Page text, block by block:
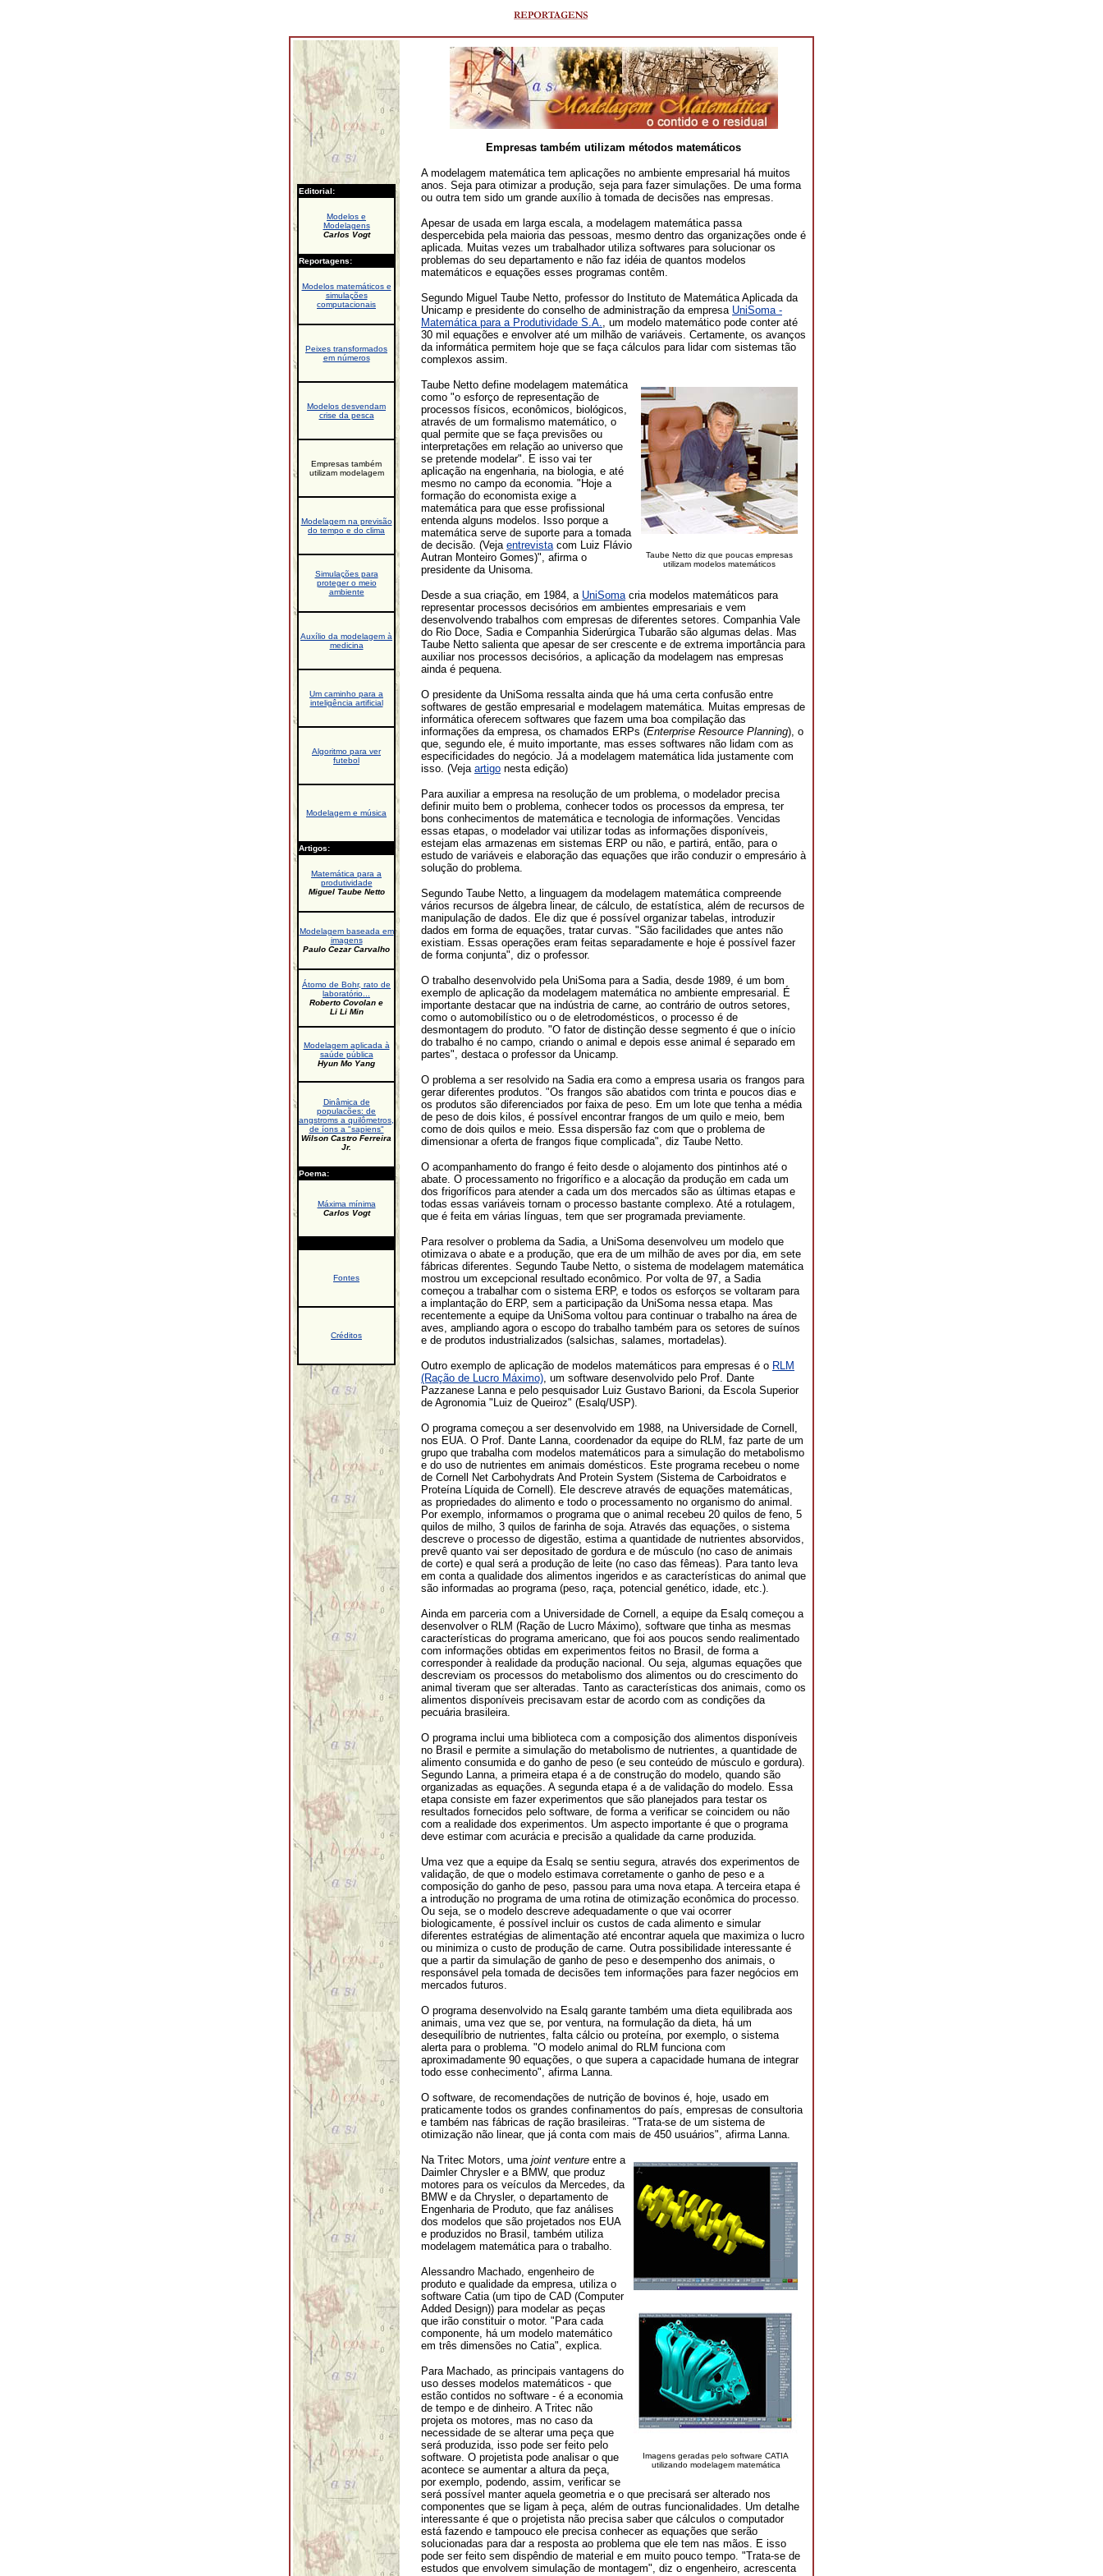
Editorial:
Modelos e
Modelagens
Carlos Vogt
Reportagens:
Modelos matemáticos e
simulações
computacionais
Peixes transformados
em números
Modelos desvendam
crise da pesca
Empresas também
utilizam modelagem
Modelagem na previsão
do tempo e do clima
Simulações para
proteger o meio
ambiente
Auxílio da modelagem à
medicina
Um caminho para a
inteligência artificial
Algoritmo para ver
futebol
Modelagem e música
Artigos:
Matemática para a
produtividade
Miguel Taube Netto
Modelagem baseada em
imagens
Paulo Cezar Carvalho
Átomo de Bohr, rato de
laboratório...
Roberto Covolan e
Li Li Min
Modelagem aplicada à
saúde pública
Hyun Mo Yang
Dinâmica de
populacões: de
angstroms a quilômetros,
de íons a "sapiens"
Wilson Castro Ferreira
Jr.
Poema:
Máxima mínima
Carlos Vogt
Fontes
Créditos
Empresas também utilizam métodos matemáticos
A modelagem matemática tem aplicações no ambiente empresarial há muitos
anos. Seja para otimizar a produção, seja para fazer simulações. De uma forma
ou outra tem sido um grande auxílio à tomada de decisões nas empresas.
Apesar de usada em larga escala, a modelagem matemática passa
despercebida pela maioria das pessoas, mesmo dentro das organizações onde é
aplicada. Muitas vezes um trabalhador utiliza softwares para solucionar os
problemas do seu departamento e não faz idéia de quantos modelos
matemáticos e equações esses programas contêm.
Segundo Miguel Taube Netto, professor do Instituto de Matemática Aplicada da
Unicamp e presidente do conselho de administração da empresa UniSoma -
Matemática para a Produtividade S.A., um modelo matemático pode conter até
30 mil equações e envolver até um milhão de variáveis. Certamente, os avanços
da informática permitem hoje que se faça cálculos para lidar com sistemas tão
complexos assim.
Taube Netto diz que poucas empresas
utilizam modelos matemáticos
Taube Netto define modelagem matemática
como "o esforço de representação de
processos físicos, econômicos, biológicos,
através de um formalismo matemático, o
qual permite que se faça previsões ou
interpretações em relação ao universo que
se pretende modelar". E isso vai ter
aplicação na engenharia, na biologia, e até
mesmo no campo da economia. "Hoje a
formação do economista exige a
matemática para que esse profissional
entenda alguns modelos. Isso porque a
matemática serve de suporte para a tomada
de decisão. (Veja entrevistacom Luiz Flávio
Autran Monteiro Gomes)", afirma o
presidente da Unisoma.
Desde a sua criação, em 1984, a UniSomacria modelos matemáticos para
representar processos decisórios em ambientes empresariais e vem
desenvolvendo trabalhos com empresas de diferentes setores. Companhia Vale
do Rio Doce, Sadia e Companhia Siderúrgica Tubarão são algumas delas. Mas
Taube Netto salienta que apesar de ser crescente e de extrema importância para
auxiliar nos processos decisórios, a aplicação da modelagem nas empresas
ainda é pequena.
O presidente da UniSoma ressalta ainda que há uma certa confusão entre
softwares de gestão empresarial e modelagem matemática. Muitas empresas de
informática oferecem softwares que fazem uma boa compilação das
informações da empresa, os chamados ERPs (Enterprise Resource Planning), o
que, segundo ele, é muito importante, mas esses softwares não lidam com as
especificidades do negócio. Já a modelagem matemática lida justamente com
isso. (Veja artigo nesta edição)
Para auxiliar a empresa na resolução de um problema, o modelador precisa
definir muito bem o problema, conhecer todos os processos da empresa, ter
bons conhecimentos de matemática e tecnologia de informações. Vencidas
essas etapas, o modelador vai utilizar todas as informações disponíveis,
estejam elas armazenas em sistemas ERP ou não, e partirá, então, para o
estudo de variáveis e elaboração das equações que irão conduzir o empresário à
solução do problema.
Segundo Taube Netto, a linguagem da modelagem matemática compreende
vários recursos de álgebra linear, de cálculo, de estatística, além de recursos de
manipulação de dados. Ele diz que é possível organizar tabelas, introduzir
dados em forma de equações, tratar curvas. "São facilidades que antes não
existiam. Essas operações eram feitas separadamente e hoje é possível fazer
de forma conjunta", diz o professor.
O trabalho desenvolvido pela UniSoma para a Sadia, desde 1989, é um bom
exemplo de aplicação da modelagem matemática no ambiente empresarial. É
importante destacar que na indústria de carne, ao contrário de outros setores,
como o automobilístico ou o de eletrodomésticos, o processo é de
desmontagem do produto. "O fator de distinção desse segmento é que o início
do trabalho é no campo, criando o animal e depois esse animal é separado em
partes", destaca o professor da Unicamp.
O problema a ser resolvido na Sadia era como a empresa usaria os frangos para
gerar diferentes produtos. "Os frangos são abatidos com trinta e poucos dias e
os produtos são diferenciados por faixa de peso. Em um lote que tenha a média
de peso de dois kilos, é possível encontrar frangos de um quilo e meio, bem
como de dois quilos e meio. Essa dispersão faz com que o problema de
dimensionar a oferta de frangos fique complicada", diz Taube Netto.
O acompanhamento do frango é feito desde o alojamento dos pintinhos até o
abate. O processamento no frigorífico e a alocação da produção em cada um
dos frigoríficos para atender a cada um dos mercados são as últimas etapas e
todas essas variáveis tornam o processo bastante complexo. Até a rotulagem,
que é feita em várias línguas, tem que ser programada previamente.
Para resolver o problema da Sadia, a UniSoma desenvolveu um modelo que
otimizava o abate e a produção, que era de um milhão de aves por dia, em sete
fábricas diferentes. Segundo Taube Netto, o sistema de modelagem matemática
mostrou um excepcional resultado econômico. Por volta de 97, a Sadia
começou a trabalhar com o sistema ERP, e todos os esforços se voltaram para
a implantação do ERP, sem a participação da UniSoma nessa etapa. Mas
recentemente a equipe da UniSoma voltou para continuar o trabalho na área de
aves, ampliando agora o escopo do trabalho também para os setores de suínos
e de produtos industrializados (salsichas, salames, mortadelas).
Outro exemplo de aplicação de modelos matemáticos para empresas é o RLM
(Ração de Lucro Máximo), um software desenvolvido pelo Prof. Dante
Pazzanese Lanna e pelo pesquisador Luiz Gustavo Barioni, da Escola Superior
de Agronomia "Luiz de Queiroz" (Esalq/USP).
O programa começou a ser desenvolvido em 1988, na Universidade de Cornell,
nos EUA. O Prof. Dante Lanna, coordenador da equipe do RLM, faz parte de um
grupo que trabalha com modelos matemáticos para a simulação do metabolismo
e do uso de nutrientes em animais domésticos. Este programa recebeu o nome
de Cornell Net Carbohydrats And Protein System (Sistema de Carboidratos e
Proteína Líquida de Cornell). Ele descreve através de equações matemáticas,
as propriedades do alimento e todo o processamento no organismo do animal.
Por exemplo, informamos o programa que o animal recebeu 20 quilos de feno, 5
quilos de milho, 3 quilos de farinha de soja. Através das equações, o sistema
descreve o processo de digestão, estima a quantidade de nutrientes absorvidos,
prevê quanto vai ser depositado de gordura e de músculo (no caso de animais
de corte) e qual será a produção de leite (no caso das fêmeas). Para tanto leva
em conta a qualidade dos alimentos ingeridos e as características do animal que
são informadas ao programa (peso, raça, potencial genético, idade, etc.).
Ainda em parceria com a Universidade de Cornell, a equipe da Esalq começou a
desenvolver o RLM (Ração de Lucro Máximo), software que tinha as mesmas
características do programa americano, que foi aos poucos sendo realimentado
com informações obtidas em experimentos feitos no Brasil, de forma a
corresponder à realidade da produção nacional. Ou seja, algumas equações que
descreviam os processos do metabolismo dos alimentos ou do crescimento do
animal tiveram que ser alteradas. Tanto as características dos animais, como os
alimentos disponíveis precisavam estar de acordo com as condições da
pecuária brasileira.
O programa inclui uma biblioteca com a composição dos alimentos disponíveis
no Brasil e permite a simulação do metabolismo de nutrientes, a quantidade de
alimento consumida e do ganho de peso (e seu conteúdo de músculo e gordura).
Segundo Lanna, a primeira etapa é a de construção do modelo, quando são
organizadas as equações. A segunda etapa é a de validação do modelo. Essa
etapa consiste em fazer experimentos que são planejados para testar os
resultados fornecidos pelo software, de forma a verificar se coincidem ou não
com a realidade dos experimentos. Um aspecto importante é que o programa
deve estimar com acurácia e precisão a qualidade da carne produzida.
Uma vez que a equipe da Esalq se sentiu segura, através dos experimentos de
validação, de que o modelo estimava corretamente o ganho de peso e a
composição do ganho de peso, passou para uma nova etapa. A terceira etapa é
a introdução no programa de uma rotina de otimização econômica do processo.
Ou seja, se o modelo descreve adequadamente o que vai ocorrer
biologicamente, é possível incluir os custos de cada alimento e simular
diferentes estratégias de alimentação até encontrar aquela que maximiza o lucro
ou minimiza o custo de produção de carne. Outra possibilidade interessante é
que a partir da simulação de ganho de peso e desempenho dos animais, o
responsável pela tomada de decisões tem informações para fazer negócios em
mercados futuros.
O programa desenvolvido na Esalq garante também uma dieta equilibrada aos
animais, uma vez que se, por ventura, na formulação da dieta, há um
desequilíbrio de nutrientes, falta cálcio ou proteína, por exemplo, o sistema
alerta para o problema. "O modelo animal do RLM funciona com
aproximadamente 90 equações, o que supera a capacidade humana de integrar
todo esse conhecimento", afirma Lanna.
O software, de recomendações de nutrição de bovinos é, hoje, usado em
praticamente todos os grandes confinamentos do país, empresas de consultoria
e também nas fábricas de ração brasileiras. "Trata-se de um sistema de
otimização não linear, que já conta com mais de 450 usuários", afirma Lanna.
Imagens geradas pelo software CATIA
utilizando modelagem matemática
Na Tritec Motors, uma joint venture entre a
Daimler Chrysler e a BMW, que produz
motores para os veículos da Mercedes, da
BMW e da Chrysler, o departamento de
Engenharia de Produto, que faz análises
dos modelos que são projetados nos EUA
e produzidos no Brasil, também utiliza
modelagem matemática para o trabalho.
Alessandro Machado, engenheiro de
produto e qualidade da empresa, utiliza o
software Catia (um tipo de CAD (Computer
Added Design)) para modelar as peças
que irão constituir o motor. "Para cada
componente, há um modelo matemático
em três dimensões no Catia", explica.
Para Machado, as principais vantagens do
uso desses modelos matemáticos - que
estão contidos no software - é a economia
de tempo e de dinheiro. A Tritec não
projeta os motores, mas no caso da
necessidade de se alterar uma peça que
será produzida, isso pode ser feito pelo
software. O projetista pode analisar o que
acontece se aumentar a altura da peça,
por exemplo, podendo, assim, verificar se
será possível manter aquela geometria e o que precisará ser alterado nos
componentes que se ligam à peça, além de outras funcionalidades. Um detalhe
interessante é que o projetista não precisa saber que cálculos o computador
está fazendo e tampouco ele precisa conhecer as equações que serão
solucionadas para dar a resposta ao problema que ele tem nas mãos. E isso
pode ser feito sem dispêndio de material e em muito pouco tempo. "Trata-se de
estudos que envolvem simulação de montagem", diz o engenheiro, acrescenta